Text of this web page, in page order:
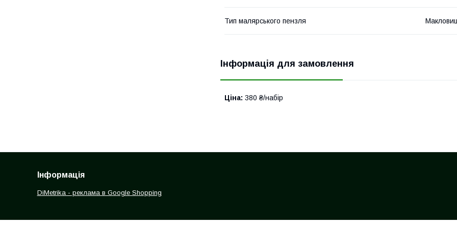
Тип малярського пензля
Інформація для замовлення
Ціна: 380 ₴/набір
Інформація
DiMetrika - реклама в Google Shopping